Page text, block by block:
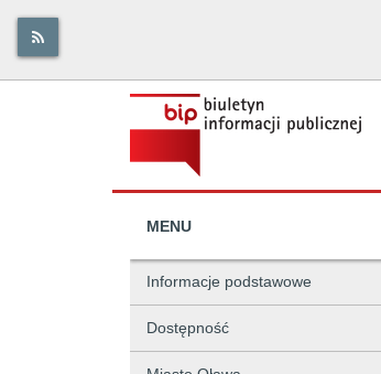
MENU
Informacje podstawowe
Dostępność